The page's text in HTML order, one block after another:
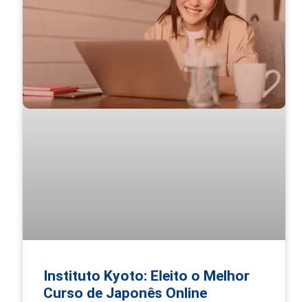
Instituto Kyoto: Eleito o Melhor
Curso de Japonês Online